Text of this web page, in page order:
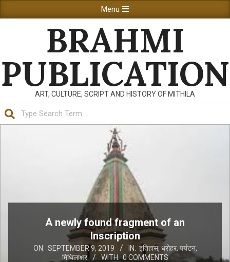
to
Navigation
Menu
BRAHMI
PUBLICATION
ART, CULTURE, SCRIPT AND HISTORY OF MITHILA
A newly found fragment of an
Inscription
ON: SEPTEMBER 9, 2019 IN: इतिहास, धरोहर,पर्यटन,
मिथिलाक्षर
WITH: 0 COMMENTS